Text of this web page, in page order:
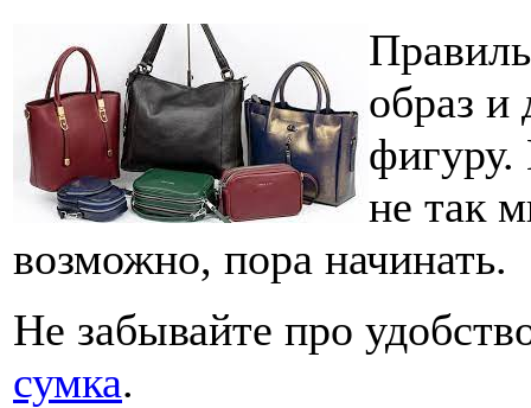
образ и
фигуру.
не так
возможно, пора начинать.
Не забывайте про
сумка.